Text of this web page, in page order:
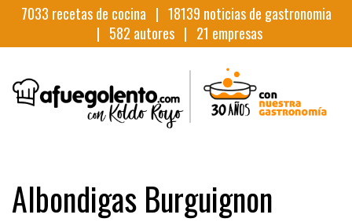
7033 recetas de cocina | 18139 noticias de gastronomia
| 582 autores | 21 empresas
Albondigas Burguignon